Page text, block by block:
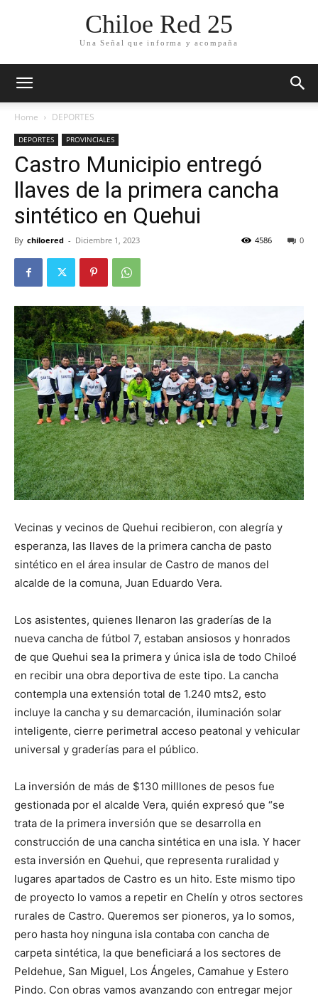
Chiloe Red 25
Una Señal que informa y acompaña
Home DEPORTES
DEPORTES PROVINCIALES
Castro Municipio entregó
llaves de la primera cancha
sintético en Quehui
By chiloered - Diciembre 1, 2023 0
4586
Vecinas y vecinos de Quehui recibieron, con alegría y
esperanza, las llaves de la primera cancha de pasto
sintético en el área insular de Castro de manos del
alcalde de la comuna, Juan Eduardo Vera.
Los asistentes, quienes llenaron las graderías de la
nueva cancha de fútbol 7, estaban ansiosos y honrados
de que Quehui sea la primera y única isla de todo Chiloé
en recibir una obra deportiva de este tipo. La cancha
contempla una extensión total de 1.240 mts2, esto
incluye la cancha y su demarcación, iluminación solar
inteligente, cierre perimetral acceso peatonal y vehicular
universal y graderías para el público.
La inversión de más de $130 milllones de pesos fue
gestionada por el alcalde Vera, quién expresó que “se
trata de la primera inversión que se desarrolla en
construcción de una cancha sintética en una isla. Y hacer
esta inversión en Quehui, que representa ruralidad y
lugares apartados de Castro es un hito. Este mismo tipo
de proyecto lo vamos a repetir en Chelín y otros sectores
rurales de Castro. Queremos ser pioneros, ya lo somos,
pero hasta hoy ninguna isla contaba con cancha de
carpeta sintética, la que beneficiará a los sectores de
Peldehue, San Miguel, Los Ángeles, Camahue y Estero
Pindo. Con obras vamos avanzando con entregar mejor